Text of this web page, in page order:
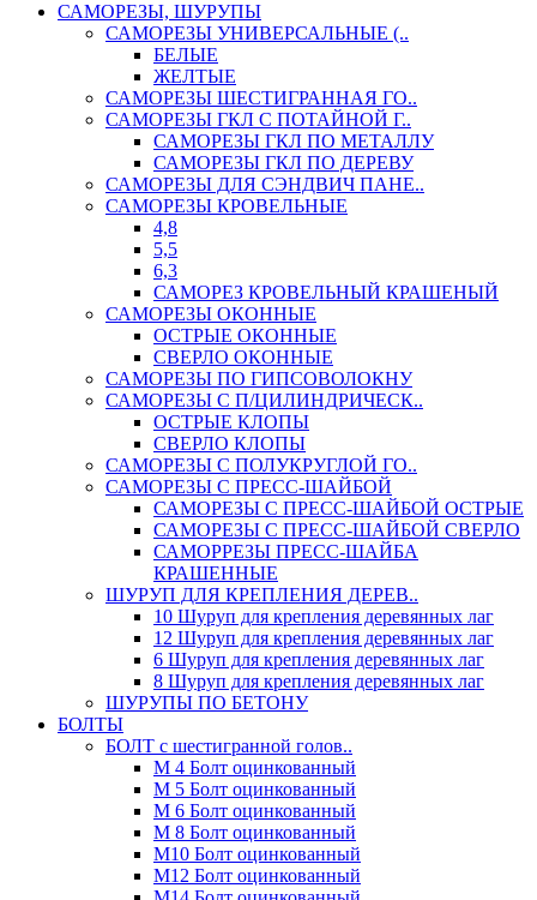
САМОРЕЗЫ, ШУРУПЫ
САМОРЕЗЫ УНИВЕРСАЛЬНЫЕ (..
БЕЛЫЕ
ЖЕЛТЫЕ
САМОРЕЗЫ ШЕСТИГРАННАЯ ГО..
САМОРЕЗЫ ГКЛ С ПОТАЙНОЙ Г..
САМОРЕЗЫ ГКЛ ПО МЕТАЛЛУ
САМОРЕЗЫ ГКЛ ПО ДЕРЕВУ
САМОРЕЗЫ ДЛЯ СЭНДВИЧ ПАНЕ..
САМОРЕЗЫ КРОВЕЛЬНЫЕ
4,8
5,5
6,3
САМОРЕЗ КРОВЕЛЬНЫЙ КРАШЕНЫЙ
САМОРЕЗЫ ОКОННЫЕ
ОСТРЫЕ ОКОННЫЕ
СВЕРЛО ОКОННЫЕ
САМОРЕЗЫ ПО ГИПСОВОЛОКНУ
САМОРЕЗЫ С П/ЦИЛИНДРИЧЕСК..
ОСТРЫЕ КЛОПЫ
СВЕРЛО КЛОПЫ
САМОРЕЗЫ С ПОЛУКРУГЛОЙ ГО..
САМОРЕЗЫ С ПРЕСС-ШАЙБОЙ
САМОРЕЗЫ С ПРЕСС-ШАЙБОЙ ОСТРЫЕ
САМОРЕЗЫ С ПРЕСС-ШАЙБОЙ СВЕРЛО
САМОРРЕЗЫ ПРЕСС-ШАЙБА
КРАШЕННЫЕ
ШУРУП ДЛЯ КРЕПЛЕНИЯ ДЕРЕВ..
10 Шуруп для крепления деревянных лаг
12 Шуруп для крепления деревянных лаг
6 Шуруп для крепления деревянных лаг
8 Шуруп для крепления деревянных лаг
ШУРУПЫ ПО БЕТОНУ
БОЛТЫ
БОЛТ с шестигранной голов..
М 4 Болт оцинкованный
М 5 Болт оцинкованный
М 6 Болт оцинкованный
М 8 Болт оцинкованный
М10 Болт оцинкованный
М12 Болт оцинкованный